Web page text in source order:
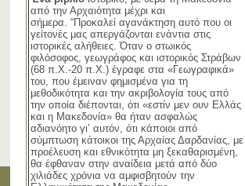
από την Αρχαιότητα μέχρι και
σήμερα. “Προκαλεί αγανάκτηση αυτό που οι
γείτονές μας απεργάζονται ενάντια στις
ιστορικές αλήθειες. Όταν ο στωικός
φιλόσοφος, γεωγράφος και ιστορικός Στράβων
(68 π.Χ.-20 π.Χ.) έγραφε στα «Γεωγραφικά»
του, που έμειναν φημισμένα για τη
μεθοδικότητα και την ακριβολογία τους από
την οποία διέπονται, ότι «εστίν μεν ουν Ελλάς
και η Μακεδονία» θα ήταν ασφαλώς
αδιανόητο γι’ αυτόν, ότι κάποιοι από
σύμπτωση κάτοικοι της Αρχαίας Δαρδανίας, με
προέλευση και εθνικότητα μη ξεκαθαρισμένη,
θα έφθαναν στην αναίδεια μετά από δύο
χιλιάδες χρόνια να αμφισβητούν την